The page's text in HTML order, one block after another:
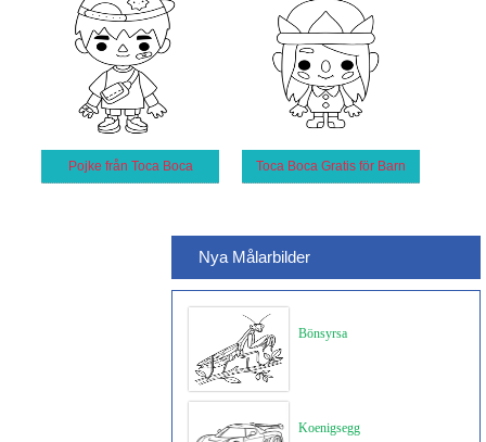
Pojke från Toca Boca Toca Boca Gratis för Barn
Nya Målarbilder
Bönsyrsa
Koenigsegg